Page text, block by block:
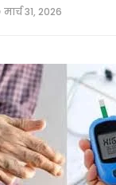
मार्च 31, 2026